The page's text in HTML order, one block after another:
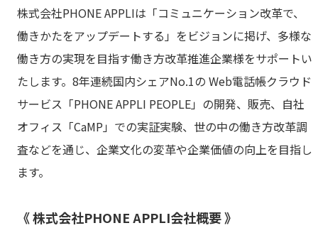
株式会社PHONE APPLIは「コミュニケーション改革で、
働きかたをアップデートする」をビジョンに掲げ、多様な
働き方の実現を目指す働き方改革推進企業様をサポートい
たします。8年連続国内シェアNo.1の Web電話帳クラウド
サービス「PHONE APPLI PEOPLE」の開発、販売、自社
オフィス「CaMP」での実証実験、世の中の働き方改革調
査などを通じ、企業文化の変革や企業価値の向上を目指し
ます。
《 株式会社PHONE APPLI会社概要 》